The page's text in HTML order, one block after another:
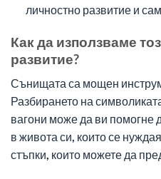
личностно развитие и
Как да използваме
развитие?
Сънищата са мощен
Разбирането на
вагони може да ви помогне
в живота си, които се
стъпки, които можете да